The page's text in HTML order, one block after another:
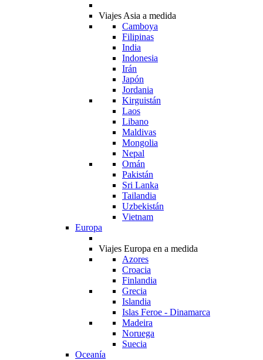
Viajes Asia a medida
Camboya
Filipinas
India
Indonesia
Irán
Japón
Jordania
Kirguistán
Laos
Libano
Maldivas
Mongolia
Nepal
Omán
Pakistán
Sri Lanka
Tailandia
Uzbekistán
Vietnam
Europa
Viajes Europa en a medida
Azores
Croacia
Finlandia
Grecia
Islandia
Islas Feroe - Dinamarca
Madeira
Noruega
Suecia
Oceanía